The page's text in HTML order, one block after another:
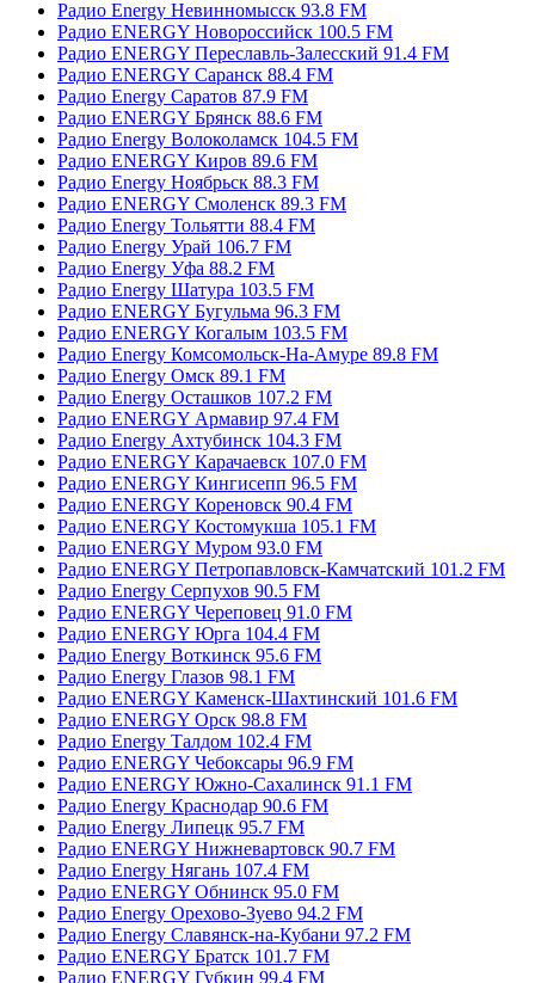
Радио Energy Невинномысск 93.8 FM
Радио ENERGY Новороссийск 100.5 FM
Радио ENERGY Переславль-Залесский 91.4 FM
Радио ENERGY Саранск 88.4 FM
Радио Energy Саратов 87.9 FM
Радио ENERGY Брянск 88.6 FM
Радио Energy Волоколамск 104.5 FM
Радио ENERGY Киров 89.6 FM
Радио Energy Ноябрьск 88.3 FM
Радио ENERGY Смоленск 89.3 FM
Радио Energy Тольятти 88.4 FM
Радио Energy Урай 106.7 FM
Радио Energy Уфа 88.2 FM
Радио Energy Шатура 103.5 FM
Радио ENERGY Бугульма 96.3 FM
Радио ENERGY Когалым 103.5 FM
Радио Energy Комсомольск-На-Амуре 89.8 FM
Радио Energy Омск 89.1 FM
Радио Energy Осташков 107.2 FM
Радио ENERGY Армавир 97.4 FM
Радио Energy Ахтубинск 104.3 FM
Радио ENERGY Карачаевск 107.0 FM
Радио ENERGY Кингисепп 96.5 FM
Радио ENERGY Кореновск 90.4 FM
Радио ENERGY Костомукша 105.1 FM
Радио ENERGY Муром 93.0 FM
Радио ENERGY Петропавловск-Камчатский 101.2 FM
Радио Energy Серпухов 90.5 FM
Радио ENERGY Череповец 91.0 FM
Радио ENERGY Юрга 104.4 FM
Радио Energy Воткинск 95.6 FM
Радио Energy Глазов 98.1 FM
Радио ENERGY Каменск-Шахтинский 101.6 FM
Радио ENERGY Орск 98.8 FM
Радио Energy Талдом 102.4 FM
Радио ENERGY Чебоксары 96.9 FM
Радио ENERGY Южно-Сахалинск 91.1 FM
Радио Energy Краснодар 90.6 FM
Радио Energy Липецк 95.7 FM
Радио ENERGY Нижневартовск 90.7 FM
Радио Energy Нягань 107.4 FM
Радио ENERGY Обнинск 95.0 FM
Радио Energy Орехово-Зуево 94.2 FM
Радио Energy Славянск-на-Кубани 97.2 FM
Радио ENERGY Братск 101.7 FM
Радио ENERGY Губкин 99.4 FM